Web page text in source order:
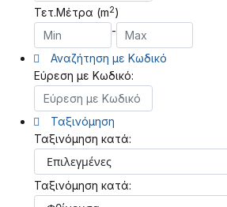
Τετ.Μέτρα (m2)
-
Αναζήτηση με Κωδικό
Εύρεση με Κωδικό:
Ταξινόμηση
Ταξινόμηση κατά:
Ταξινόμηση κατά: